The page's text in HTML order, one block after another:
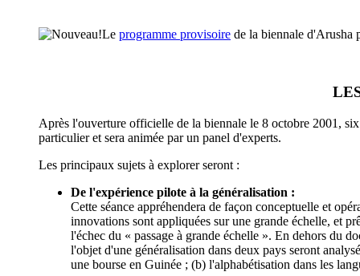
Le programme provisoire de la biennale d'Arusha
Après l'ouverture officielle de la biennale le 8 octobre 2001,
particulier et sera animée par un panel d'experts.
Les principaux sujets à explorer seront :
De l'expérience pilote à la généralisation :
Cette séance appréhendera de façon conceptuelle et
innovations sont appliquées sur une grande échelle, et
l'échec du « passage à grande échelle ». En dehors du
l'objet d'une généralisation dans deux pays seront
une bourse en Guinée ; (b) l'alphabétisation dans les